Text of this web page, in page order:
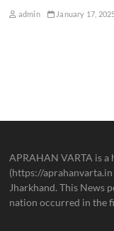
admin January 17,
APRAHAN VARTA is
(https://aprahanvarta.in
Jharkhand. This News
nation occurred in the